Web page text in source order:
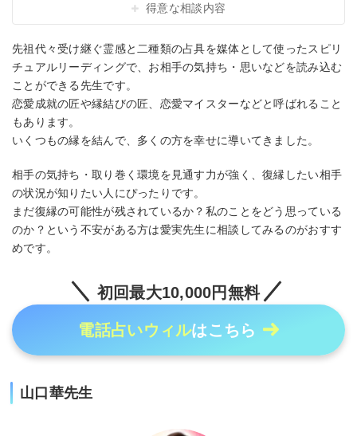
得意な相談内容
先祖代々受け継ぐ霊感と二種類の占具を媒体として使ったスピリ
チュアルリーディングで、お相手の気持ち・思いなどを読み込む
ことができる先生です。
恋愛成就の匠や縁結びの匠、恋愛マイスターなどと呼ばれること
もあります。
いくつもの縁を結んで、多くの方を幸せに導いてきました。
相手の気持ち・取り巻く環境を見通す力が強く、復縁したい相手
の状況が知りたい人にぴったりです。
まだ復縁の可能性が残されているか？私のことをどう思っている
のか？という不安がある方は愛実先生に相談してみるのがおすす
めです。
初回最大10,000円無料
電話占いウィルはこちら
山口華先生